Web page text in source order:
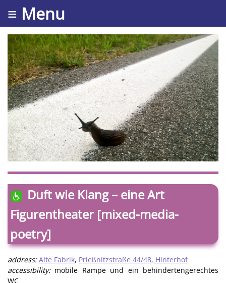
≡ Menu
Duft wie Klang – eine Art
Figurentheater [mixed-media-
poetry]
address: Alte Fabrik, Prießnitzstraße 44/48, Hinterhof
accessibility:mobile Rampe und ein behindertengerechtes
WC